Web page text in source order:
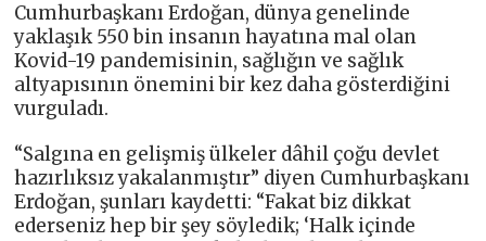
Cumhurbaşkanı Erdoğan, dünya genelinde
yaklaşık 550 bin insanın hayatına mal olan
Kovid-19 pandemisinin, sağlığın ve sağlık
altyapısının önemini bir kez daha gösterdiğini
vurguladı.
“Salgına en gelişmiş ülkeler dâhil çoğu devlet
hazırlıksız yakalanmıştır” diyen Cumhurbaşkanı
Erdoğan, şunları kaydetti: “Fakat biz dikkat
ederseniz hep bir şey söyledik; ‘Halk içinde